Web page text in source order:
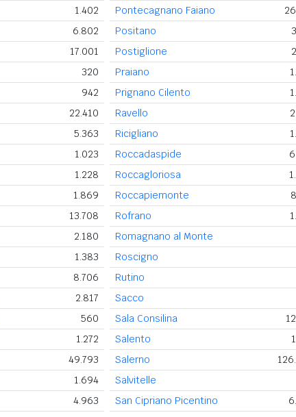
1.402
6.802
17.001
320
942
22.410
5.363
1.023
1.228
1.869
13.708
2.180
1.383
8.706
2.817
560
1.272
49.793
1.694
4.963
Pontecagnano Faiano
Positano
Postiglione
Praiano
Prignano Cilento
Ravello
Ricigliano
Roccadaspide
Roccagloriosa
Roccapiemonte
Rofrano
Romagnano al Monte
Roscigno
Rutino
Sacco
Sala Consilina
Salento
Salerno
Salvitelle
San Cipriano Picentino